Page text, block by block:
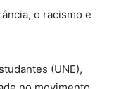
o racismo e
(UNE),